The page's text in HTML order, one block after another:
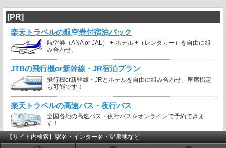
[PR]
楽天トラベルの航空券付宿泊パック
航空券（ANA or JAL） + ホテル +（レンタカー）を自由に組
み合わせ。
JTBの飛行機or新幹線・JR宿泊プラン
飛行機or新幹線・JRとホテルを自由に組み合わせ。座席指定
も可能です！
楽天トラベルの高速バス・夜行バス
全国各地の高速バス・夜行バスをオンラインで予約できま
す！
【サイト内検索】駅名・インター名・温泉地など